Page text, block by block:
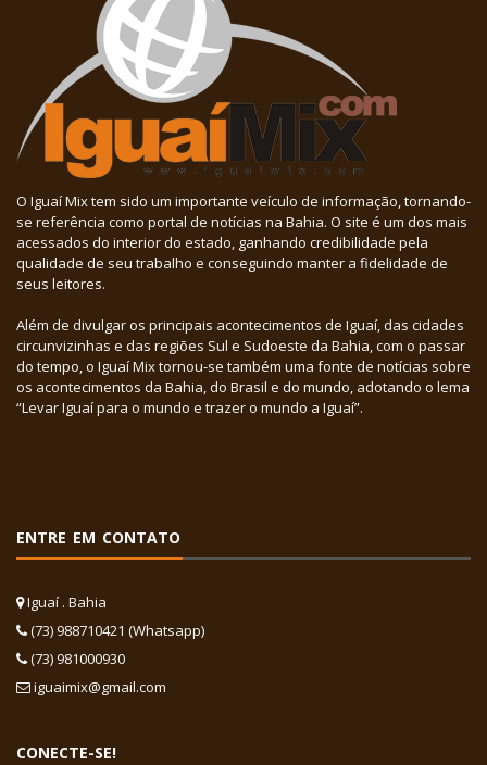
O Iguaí Mix tem sido um importante veículo de informação, tornando-
se referência como portal de notícias na Bahia. O site é um dos mais
acessados do interior do estado, ganhando credibilidade pela
qualidade de seu trabalho e conseguindo manter a fidelidade de
seus leitores.
Além de divulgar os principais acontecimentos de Iguaí, das cidades
circunvizinhas e das regiões Sul e Sudoeste da Bahia, com o passar
do tempo, o Iguaí Mix tornou-se também uma fonte de notícias sobre
os acontecimentos da Bahia, do Brasil e do mundo, adotando o lema
“Levar Iguaí para o mundo e trazer o mundo a Iguaí”.
ENTRE EM CONTATO
Iguaí . Bahia
(73) 988710421 (Whatsapp)
(73) 981000930
iguaimix@gmail.com
CONECTE-SE!